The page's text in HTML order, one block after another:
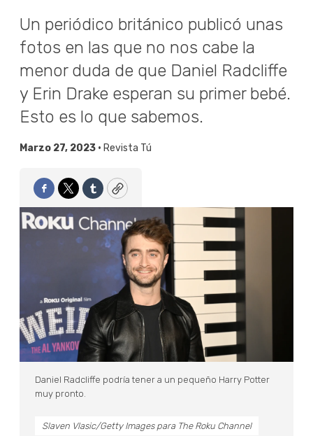
Un periódico británico publicó unas
fotos en las que no nos cabe la
menor duda de que Daniel Radcliffe
y Erin Drake esperan su primer bebé.
Esto es lo que sabemos.
Marzo 27, 2023 • Revista Tú
Facebook
TwitterTumblrCopy
Daniel Radcliffe podría tener a un pequeño Harry Potter
muy pronto.
Slaven Vlasic/Getty Images para The Roku Channel